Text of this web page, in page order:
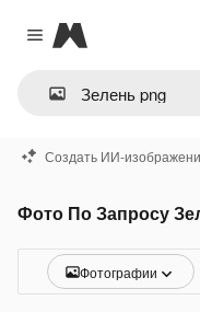
Close menu
Magnific
Создать ИИ-
Фото По Запросу
Фотографии